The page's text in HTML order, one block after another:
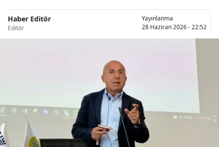
Balıkesir
Bingöl
Haber Editör
Editör
Yayınlanma
28 Haziran 2026 - 22:52